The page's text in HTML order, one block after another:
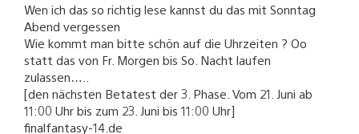
Wen ich das so richtig lese kannst du das mit Sonntag
Abend vergessen
Wie kommt man bitte schön auf die Uhrzeiten ? Oo
statt das von Fr. Morgen bis So. Nacht laufen
zulassen…..
[den nächsten Betatest der 3. Phase. Vom 21. Juni ab
11:00 Uhr bis zum 23. Juni bis 11:00 Uhr]
finalfantasy-14.de